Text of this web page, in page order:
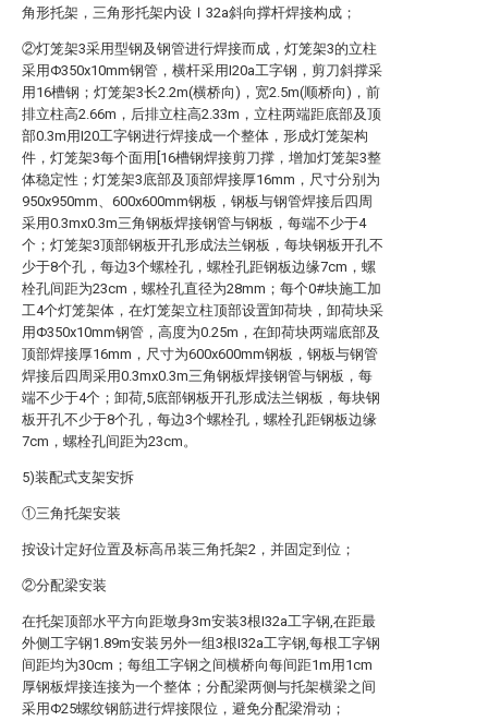
角形托架，三角形托架内设Ⅰ32a斜向撑杆焊接构成；
②灯笼架3采用型钢及钢管进行焊接而成，灯笼架3的立柱
采用Φ350x10mm钢管，横杆采用I20a工字钢，剪刀斜撑采
用16槽钢；灯笼架3长2.2m(横桥向)，宽2.5m(顺桥向)，前
排立柱高2.66m，后排立柱高2.33m，立柱两端距底部及顶
部0.3m用I20工字钢进行焊接成一个整体，形成灯笼架构
件，灯笼架3每个面用[16槽钢焊接剪刀撑，增加灯笼架3整
体稳定性；灯笼架3底部及顶部焊接厚16mm，尺寸分别为
950x950mm、600x600mm钢板，钢板与钢管焊接后四周
采用0.3mx0.3m三角钢板焊接钢管与钢板，每端不少于4
个；灯笼架3顶部钢板开孔形成法兰钢板，每块钢板开孔不
少于8个孔，每边3个螺栓孔，螺栓孔距钢板边缘7cm，螺
栓孔间距为23cm，螺栓孔直径为28mm；每个0#块施工加
工4个灯笼架体，在灯笼架立柱顶部设置卸荷块，卸荷块采
用Φ350x10mm钢管，高度为0.25m，在卸荷块两端底部及
顶部焊接厚16mm，尺寸为600x600mm钢板，钢板与钢管
焊接后四周采用0.3mx0.3m三角钢板焊接钢管与钢板，每
端不少于4个；卸荷,5底部钢板开孔形成法兰钢板，每块钢
板开孔不少于8个孔，每边3个螺栓孔，螺栓孔距钢板边缘
7cm，螺栓孔间距为23cm。
5)装配式支架安拆
①三角托架安装
按设计定好位置及标高吊装三角托架2，并固定到位；
②分配梁安装
在托架顶部水平方向距墩身3m安装3根I32a工字钢,在距最
外侧工字钢1.89m安装另外一组3根I32a工字钢,每根工字钢
间距均为30cm；每组工字钢之间横桥向每间距1m用1cm
厚钢板焊接连接为一个整体；分配梁两侧与托架横梁之间
采用Φ25螺纹钢筋进行焊接限位，避免分配梁滑动；